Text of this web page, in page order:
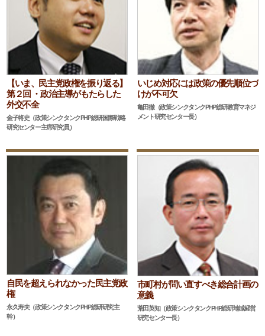
【いま、民主党政権を振り返る】
第２回 ・政治主導がもたらした
外交不全
金子将史（政策シンクタンクPHP総研国際戦略
研究センター主席研究員）
いじめ対応には政策の優先順位づ
けが不可欠
亀田徹（政策シンクタンクPHP総研教育マネジ
メント研究センター長）
自民を超えられなかった民主党政
権
永久寿夫（政策シンクタンクPHP総研研究主
幹）
市町村が問い直すべき総合計画の
意義
荒田英知（政策シンクタンクPHP総研地域経営
研究センター長）